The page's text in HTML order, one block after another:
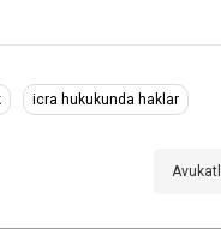
icra hukukunda haklar